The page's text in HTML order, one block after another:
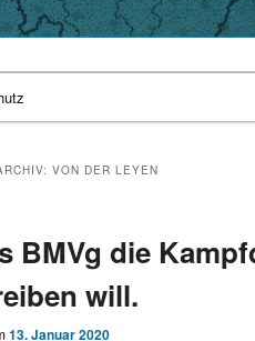
VON DER LEYEN
BMVg die
will.
13. Januar 2020